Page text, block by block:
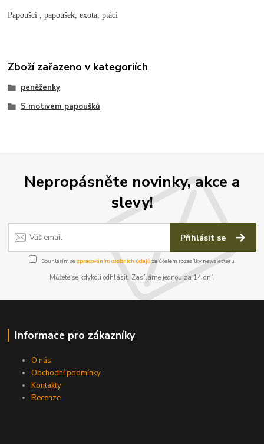
Papoušci , papoušek, exota, ptáci
Zboží zařazeno v kategoriích
peněženky
S motivem papoušků
Nepropásněte novinky, akce a
slevy!
Přihlásit se
Souhlasím se zpracováním osobních údajůza účelem rozesílky newsletteru.
Můžete se kdykoli odhlásit. Zasíláme jednou za 14 dní.
Informace pro zákazníky
O nás
Obchodní podmínky
Kontakty
Recenze